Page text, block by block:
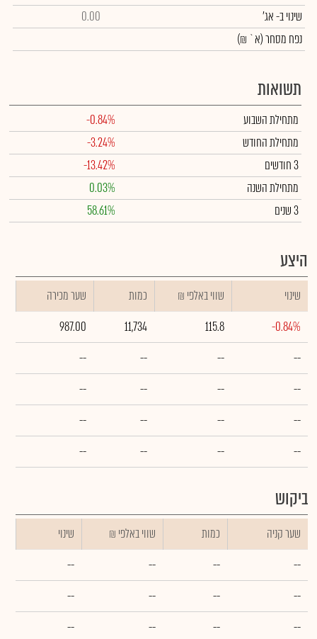
שינויב- אג'
0.00
נפח מסחר(א` ₪)
תשואות
מתחילת השבוע
-0.84%
מתחילת החודש
-3.24%
3 חודשים
-13.42%
מתחילת השנה
0.03%
3 שנים
58.61%
היצע
שינוי ₪ שווי באלפי כמות
שער מכירה
-0.84%
115.8
11,734
987.00
--
--
--
--
--
--
--
--
--
--
--
--
--
--
--
--
ביקוש
שער קניה כמות ₪ שווי באלפי
שינוי
--
--
--
--
--
--
--
--
--
--
--
--